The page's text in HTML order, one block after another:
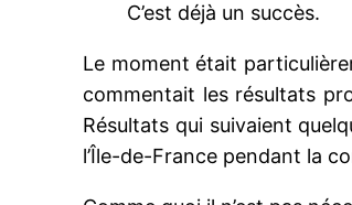
C’est déjà un succès.
Le moment était
commentait les résultats
Résultats qui suivaient
l’Île-de-France pendant la